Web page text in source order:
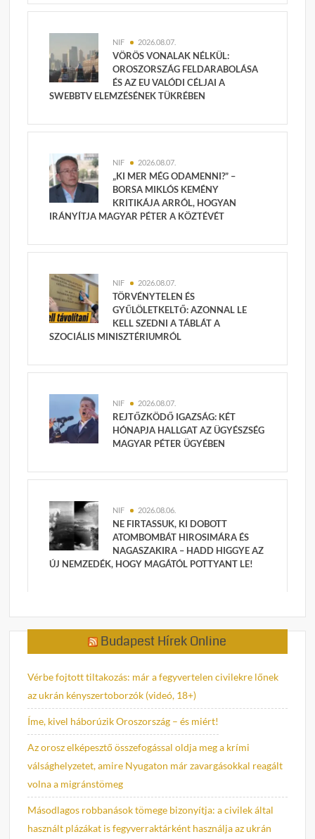
NIF 2026.08.07.
VÖRÖS VONALAK NÉLKÜL:
OROSZORSZÁG FELDARABOLÁSA
ÉS AZ EU VALÓDI CÉLJAI A
SWEBBTV ELEMZÉSÉNEK TÜKRÉBEN
NIF 2026.08.07.
„KI MER MÉG ODAMENNI?” –
BORSA MIKLÓS KEMÉNY
KRITIKÁJA ARRÓL, HOGYAN
IRÁNYÍTJA MAGYAR PÉTER A KÖZTÉVÉT
NIF 2026.08.07.
TÖRVÉNYTELEN ÉS
GYŰLÖLETKELTŐ: AZONNAL LE
KELL SZEDNI A TÁBLÁT A
SZOCIÁLIS MINISZTÉRIUMRÓL
NIF 2026.08.07.
REJTŐZKÖDŐ IGAZSÁG: KÉT
HÓNAPJA HALLGAT AZ ÜGYÉSZSÉG
MAGYAR PÉTER ÜGYÉBEN
NIF 2026.08.06.
NE FIRTASSUK, KI DOBOTT
ATOMBOMBÁT HIROSIMÁRA ÉS
NAGASZAKIRA – HADD HIGGYE AZ
ÚJ NEMZEDÉK, HOGY MAGÁTÓL POTTYANT LE!
Budapest Hírek Online
Vérbe fojtott tiltakozás: már a fegyvertelen civilekre lőnek
az ukrán kényszertoborzók (videó, 18+)
Íme, kivel háborúzik Oroszország – és miért!
Az orosz elképesztő összefogással oldja meg a krími
válsághelyzetet, amire Nyugaton már zavargásokkal reagált
volna a migránstömeg
Másodlagos robbanások tömege bizonyítja: a civilek által
használt plázákat is fegyverraktárként használja az ukrán